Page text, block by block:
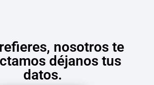
nosotros te
déjanos tus
datos.